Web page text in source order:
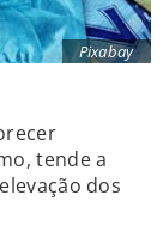
Pixabay
tende a
dos